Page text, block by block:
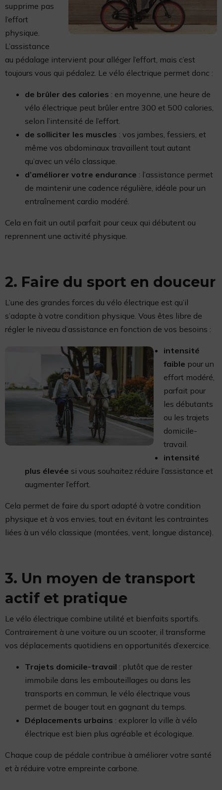
supprime pas
l’effort
physique.
L’assistance
au pédalage intervient pour alléger l’effort, mais c’est
toujours vous qui pédalez. Le vélo électrique permet donc :
de brûler des calories : en moyenne, une heure de
vélo électrique peut brûler entre 300 et 500 calories,
selon l’intensité de l’effort.
de solliciter les muscles : vos jambes, fessiers, et
même vos abdominaux travaillent tout autant
qu’avec un vélo classique.
d’améliorer votre endurance : l’assistance permet
de maintenir une cadence régulière, idéale pour un
entraînement cardio modéré.
Cela en fait un outil parfait pour ceux qui débutent ou
reprennent une activité physique.
2. Faire du sport en douceur
L’une des grandes forces du vélo électrique est qu’il
s’adapte à votre condition physique. Vous êtes libre de
régler le niveau d’assistance en fonction de vos besoins :
intensité
faible pour un
effort modéré,
parfait pour
les débutants
ou les trajets
domicile-
travail.
intensité
plus élevée si vous souhaitez réduire l’assistance et
augmenter l’effort.
Cela permet de faire du sport adapté à votre condition
physique et à vos envies, tout en évitant les contraintes
liées à un vélo classique (montées, vent, longue distance).
3. Un moyen de transport
actif et pratique
Le vélo électrique combine utilité et bienfaits sportifs.
Contrairement à une voiture ou un scooter, il transforme
vos déplacements quotidiens en opportunités d’exercice.
Trajets domicile-travail : plutôt que de rester
immobile dans les embouteillages ou dans les
transports en commun, le vélo électrique vous
permet de bouger tout en gagnant du temps.
Déplacements urbains : explorer la ville à vélo
électrique est bien plus agréable et écologique.
Chaque coup de pédale contribue à améliorer votre santé
et à réduire votre empreinte carbone.